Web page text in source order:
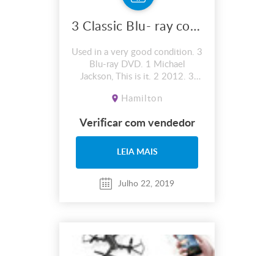
3 Classic Blu- ray collection.
Used in a very good condition. 3
Blu-ray DVD. 1 Michael
Jackson, This is it. 2 2012. 3
Hamilton
Verificar com vendedor
LEIA MAIS
Julho 22, 2019